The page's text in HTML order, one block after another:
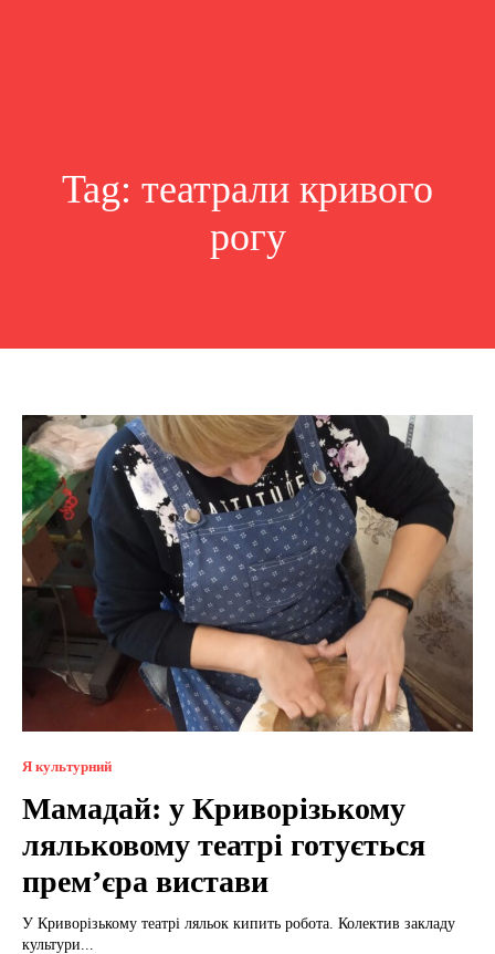
Tag: театрали кривого
рогу
Я культурний
Мамадай: у Криворізькому
ляльковому театрі готується
прем’єра вистави
У Криворізькому театрі ляльок кипить робота. Колектив закладу
культури...